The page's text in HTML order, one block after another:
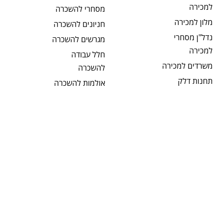
למכירה
מלון למכירה
נדל"ן מסחרי
למכירה
משרדים למכירה
תחנות דלק
מסחרי להשכרה
חניונים להשכרה
מגרשים להשכרה
חלל עבודה
להשכרה
אולמותלהשכרה